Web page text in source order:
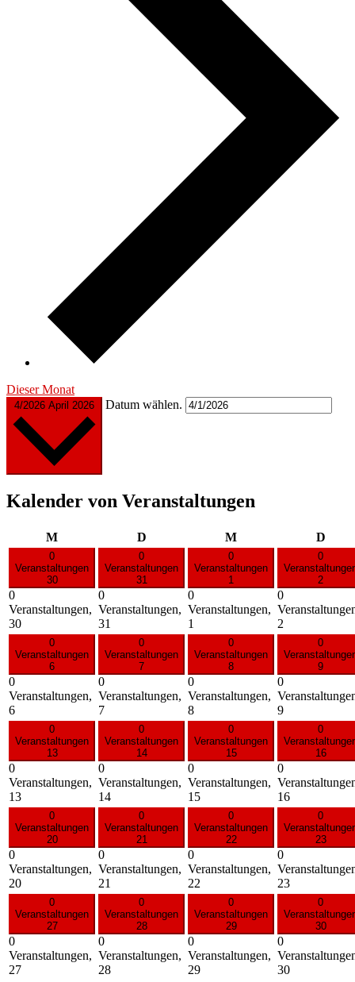
Dieser Monat
4/2026 April 2026 Datum wählen.
Kalender von Veranstaltungen
MMontag DDienstag MMittwoch D
0
Veranstaltungen
30
0
Veranstaltungen,
30
0
Veranstaltungen
31
0
Veranstaltungen,
31
0
Veranstaltungen
1
0
Veranstaltungen,
1
0
2
0
2
0
Veranstaltungen
6
0
Veranstaltungen,
6
0
Veranstaltungen
7
0
Veranstaltungen,
7
0
Veranstaltungen
8
0
Veranstaltungen,
8
0
9
0
9
0
Veranstaltungen
13
0
Veranstaltungen,
13
0
Veranstaltungen
14
0
Veranstaltungen,
14
0
Veranstaltungen
15
0
Veranstaltungen,
15
0
16
0
16
0
Veranstaltungen
20
0
Veranstaltungen,
20
0
Veranstaltungen
21
0
Veranstaltungen,
21
0
Veranstaltungen
22
0
Veranstaltungen,
22
0
23
0
23
0
Veranstaltungen
27
0
Veranstaltungen,
27
0
Veranstaltungen
28
0
Veranstaltungen,
28
0
Veranstaltungen
29
0
Veranstaltungen,
29
0
30
0
30